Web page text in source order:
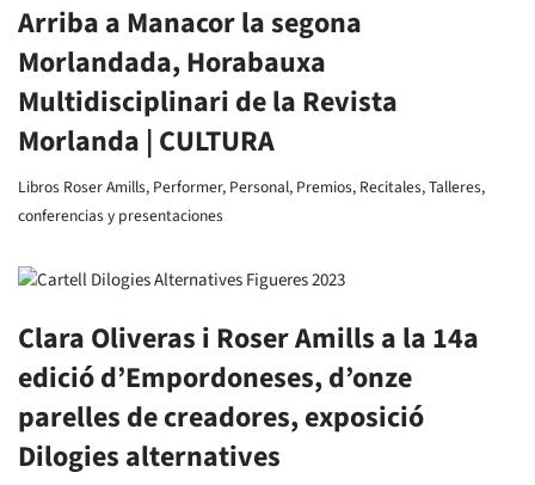
Arriba a Manacor la segona
Morlandada, Horabauxa
Multidisciplinari de la Revista
Morlanda | CULTURA
Libros Roser Amills, Performer, Personal, Premios, Recitales,Talleres,
conferencias y presentaciones
Clara Oliveras i Roser Amills a la 14a
edició d’Empordoneses, d’onze
parelles de creadores, exposició
Dilogies alternatives